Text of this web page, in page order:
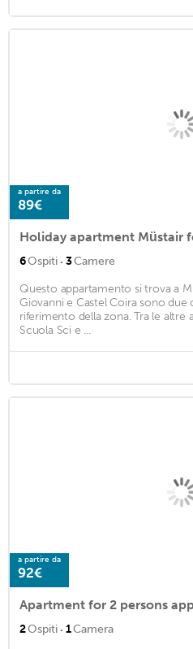
a partire da
89€
6Ospiti · 3Camere
Questo appartamento si trova a
Giovanni e Castel Coira sono
riferimento della zona. Tra le
Scuola Sci e ...
a partire da
92€
Apartment for 2 persons
2Ospiti · 1Camera